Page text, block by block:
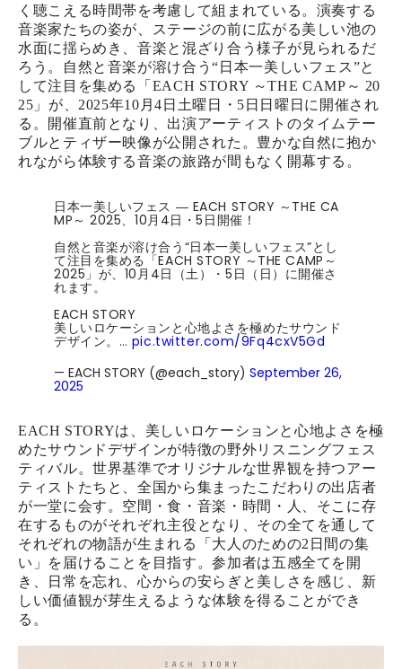
く聴こえる時間帯を考慮して組まれている。演奏する
音楽家たちの姿が、ステージの前に広がる美しい池の
水面に揺らめき、音楽と混ざり合う様子が見られるだ
ろう。自然と音楽が溶け合う“日本一美しいフェス”と
して注目を集める「EACH STORY ～THE CAMP～ 20
25」が、2025年10月4日土曜日・5日日曜日に開催され
る。開催直前となり、出演アーティストのタイムテー
ブルとティザー映像が公開された。豊かな自然に抱か
れながら体験する音楽の旅路が間もなく開幕する。
日本一美しいフェス ― EACH STORY ～THE CA
MP～ 2025、10月4日・5日開催！
自然と音楽が溶け合う“日本一美しいフェス”とし
て注目を集める「EACH STORY ～THE CAMP～
2025」が、10月4日（土）・5日（日）に開催さ
れます。
EACH STORY
美しいロケーションと心地よさを極めたサウンド
デザイン。… pic.twitter.com/9Fq4cxV5Gd
— EACH STORY (@each_story) September 26,
2025
EACH STORYは、美しいロケーションと心地よさを極
めたサウンドデザインが特徴の野外リスニングフェス
ティバル。世界基準でオリジナルな世界観を持つアー
ティストたちと、全国から集まったこだわりの出店者
が一堂に会す。空間・食・音楽・時間・人、そこに存
在するものがそれぞれ主役となり、その全てを通して
それぞれの物語が生まれる「大人のための2日間の集
い」を届けることを目指す。参加者は五感全てを開
き、日常を忘れ、心からの安らぎと美しさを感じ、新
しい価値観が芽生えるような体験を得ることができ
る。